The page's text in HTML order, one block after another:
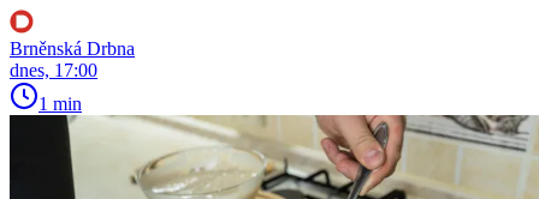
Brněnská Drbna
dnes, 17:00
1 min